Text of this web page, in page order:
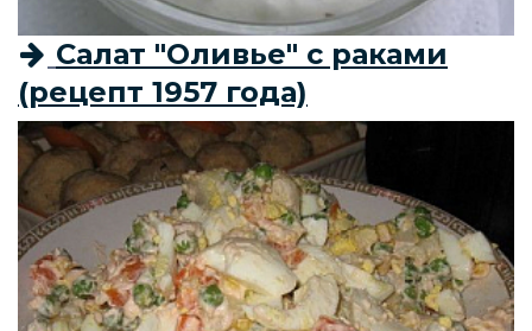
Салат "Оливье" с раками
(рецепт 1957 года)